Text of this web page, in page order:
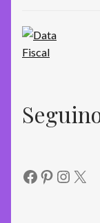
Facebook
Pinterest
X